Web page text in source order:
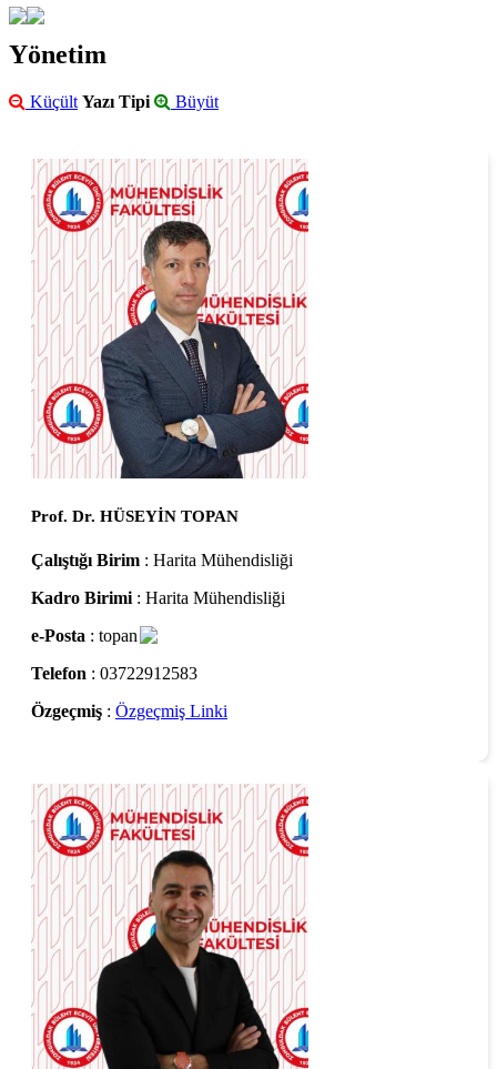
Yönetim
Küçült Yazı Tipi Büyüt
Prof. Dr. HÜSEYİN TOPAN
Çalıştığı Birim : Harita Mühendisliği
Kadro Birimi : Harita Mühendisliği
e-Posta : topan
Telefon : 03722912583
Özgeçmiş : Özgeçmiş Linki